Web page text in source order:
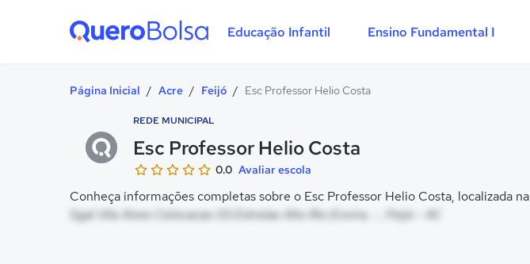
Educação Infantil Ensino Fundamental I
Página Inicial / Acre / Feijó / Esc Professor Helio Costa
REDE MUNICIPAL
Esc Professor Helio Costa
0.0 Avaliar escola
Conheça informações completas sobre o Esc Professor Helio Costa, localizada na
Sgal Vila Alves Colocacao 03 Estrelas Alto Rio Envira, - , Feijó - AC